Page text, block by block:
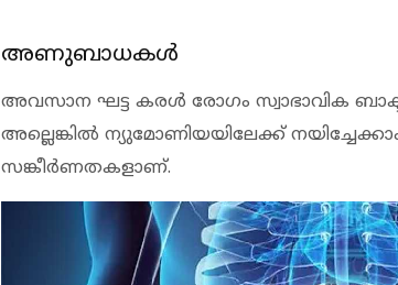
അണുബാധകള്‍
അവസാന ഘട്ട കരള്‍ രോഗം സ്വാഭാവിക
അല്ലെങ്കില്‍ ന്യുമോണിയയിലേക്ക്
സങ്കീര്‍ണതകളാണ്.